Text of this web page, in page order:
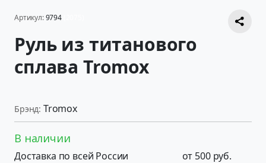
Артикул:9794
Руль из титанового
сплава Tromox
Брэнд: Tromox
В наличии
Доставка по всей России от 500 руб.